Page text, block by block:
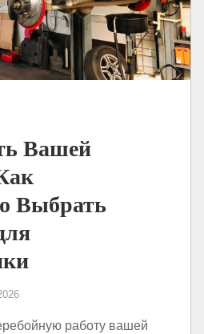
Вашей
Выбрать
работу вашей